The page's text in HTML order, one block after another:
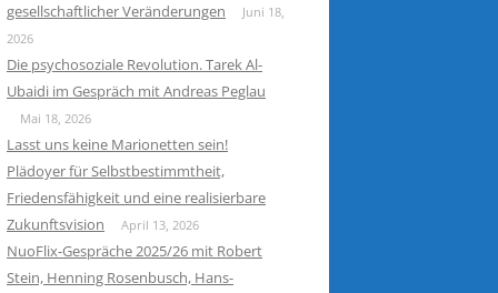
gesellschaftlicher Veränderungen
Juni 18,
2026
Die psychosoziale Revolution. Tarek Al-
Ubaidi im Gespräch mit Andreas Peglau
Mai 18, 2026
Lasst uns keine Marionetten sein!
Plädoyer für Selbstbestimmtheit,
Friedensfähigkeit und eine realisierbare
Zukunftsvision
April 13, 2026
NuoFlix-Gespräche 2025/26 mit Robert
Stein, Henning Rosenbusch, Hans-